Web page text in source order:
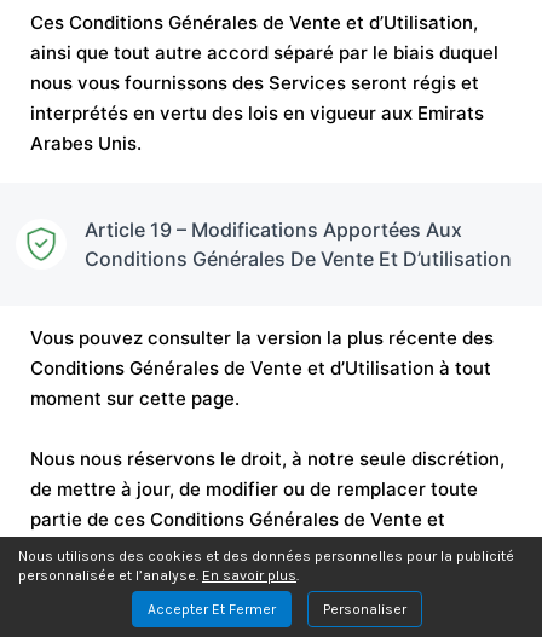
Ces Conditions Générales de Vente et d’Utilisation,
ainsi que tout autre accord séparé par le biais duquel
nous vous fournissons des Services seront régis et
interprétés en vertu des lois en vigueur aux Emirats
Arabes Unis.
Article 19 – Modifications Apportées Aux
Conditions Générales De Vente Et D’utilisation
Vous pouvez consulter la version la plus récente des
Conditions Générales de Vente et d’Utilisation à tout
moment sur cette page.
Nous nous réservons le droit, à notre seule discrétion,
de mettre à jour, de modifier ou de remplacer toute
partie de ces Conditions Générales de Vente et
d’Utilisation en publiant les mises à jour et les
changements sur notre site. Il vous incombe de visiter
notre site régulièrement pour vérifier si des
Nous utilisons des cookies et des données personnelles pour la publicité
personnalisée et l’analyse. En savoir plus.
Accepter Et Fermer
Personaliser